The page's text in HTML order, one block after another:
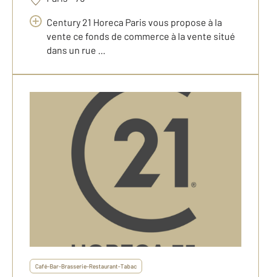
Century 21 Horeca Paris vous propose à la
vente ce fonds de commerce à la vente situé
dans un rue ...
Café-Bar-Brasserie-Restaurant-Tabac